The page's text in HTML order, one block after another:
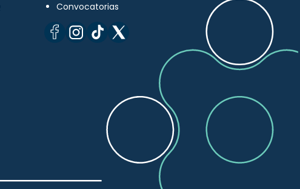
Convocatorias